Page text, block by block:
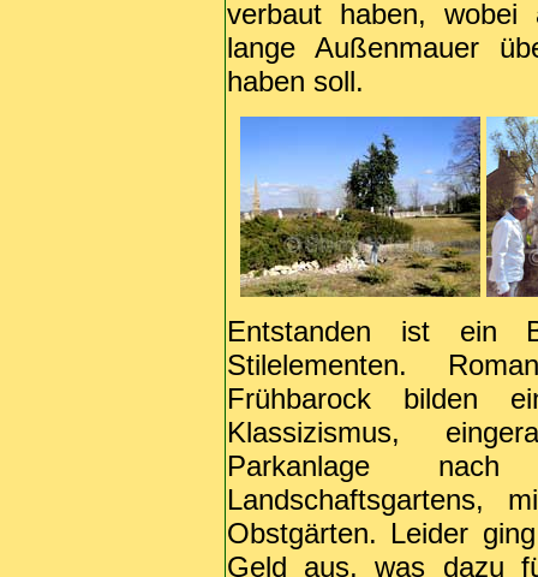
verbaut haben, wobei
lange Außenmauer
haben soll.
Entstanden ist ein
Stilelementen.
Frühbarock bilden
Klassizismus,
Parkanlage
Landschaftsgartens,
Obstgärten. Leider
Geld aus, was dazu